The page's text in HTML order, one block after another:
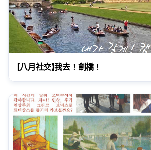
【八月社交】我去！劍橋！